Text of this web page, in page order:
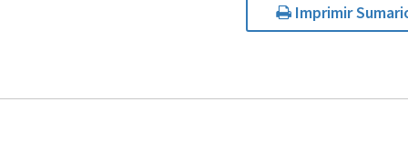
Imprimir